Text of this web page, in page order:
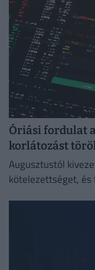
Óriási fordulat
korlátozást
Augusztustól
kötelezettséget, és